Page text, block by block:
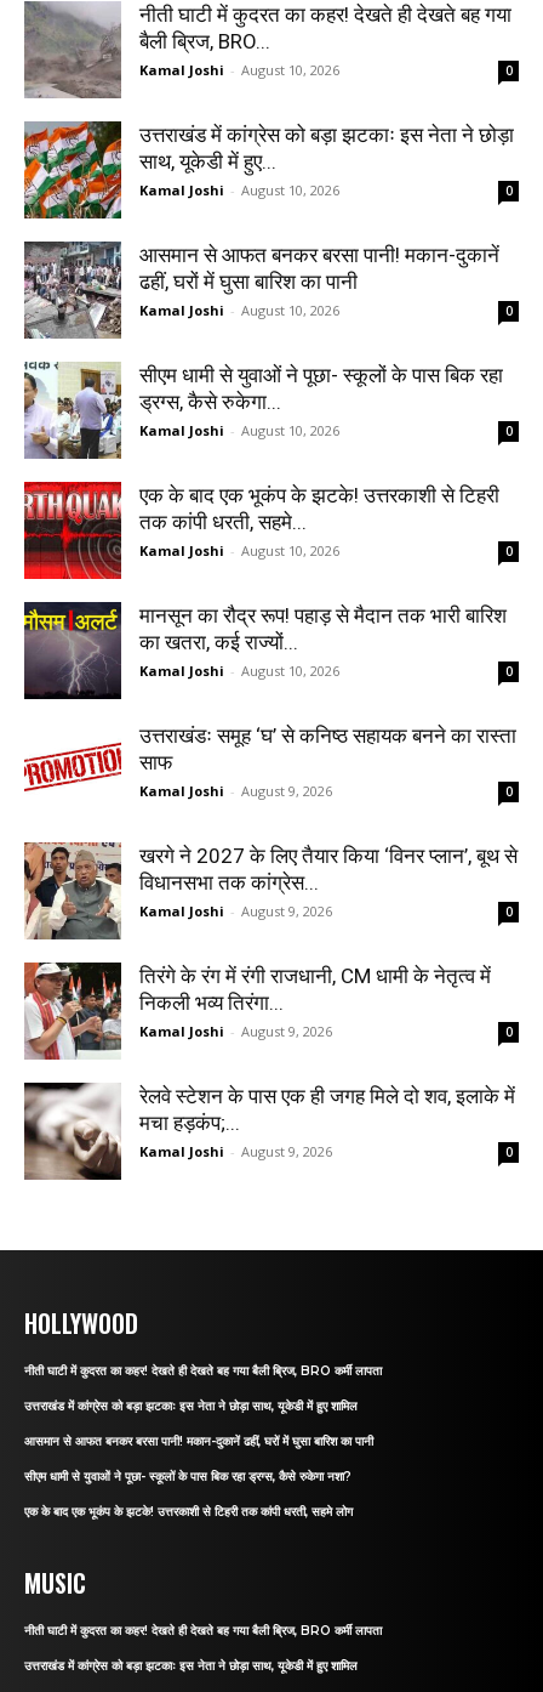
नीती घाटी में कुदरत का कहर! देखते ही देखते बह गया
बैली ब्रिज, BRO...
Kamal Joshi - August 10, 2026 0
उत्तराखंड में कांग्रेस को बड़ा झटकाः इस नेता ने छोड़ा
साथ, यूकेडी में हुए...
Kamal Joshi - August 10, 2026 0
आसमान से आफत बनकर बरसा पानी! मकान-दुकानें
ढहीं, घरों में घुसा बारिश का पानी
Kamal Joshi - August 10, 2026 0
सीएम धामी से युवाओं ने पूछा- स्कूलों के पास बिक रहा
ड्रग्स, कैसे रुकेगा...
Kamal Joshi - August 10, 2026 0
एक के बाद एक भूकंप के झटके! उत्तरकाशी से टिहरी
तक कांपी धरती, सहमे...
Kamal Joshi - August 10, 2026 0
मानसून का रौद्र रूप! पहाड़ से मैदान तक भारी बारिश
का खतरा, कई राज्यों...
Kamal Joshi - August 10, 2026 0
उत्तराखंडः समूह ‘घ’ से कनिष्ठ सहायक बनने का रास्ता
साफ
Kamal Joshi - August 9, 2026 0
खरगे ने 2027 के लिए तैयार किया ‘विनर प्लान’, बूथ से
विधानसभा तक कांग्रेस...
Kamal Joshi - August 9, 2026 0
तिरंगे के रंग में रंगी राजधानी, CM धामी के नेतृत्व में
निकली भव्य तिरंगा...
Kamal Joshi - August 9, 2026 0
रेलवे स्टेशन के पास एक ही जगह मिले दो शव, इलाके में
मचा हड़कंप;...
Kamal Joshi - August 9, 2026 0
HOLLYWOOD
नीती घाटी में कुदरत का कहर! देखते ही देखते बह गया बैली ब्रिज, BRO कर्मी लापता
उत्तराखंड में कांग्रेस को बड़ा झटकाः इस नेता ने छोड़ा साथ, यूकेडी में हुए शामिल
आसमान से आफत बनकर बरसा पानी! मकान-दुकानें ढहीं, घरों में घुसा बारिश का पानी
सीएम धामी से युवाओं ने पूछा- स्कूलों के पास बिक रहा ड्रग्स, कैसे रुकेगा नशा?
एक के बाद एक भूकंप के झटके! उत्तरकाशी से टिहरी तक कांपी धरती, सहमे लोग
MUSIC
नीती घाटी में कुदरत का कहर! देखते ही देखते बह गया बैली ब्रिज, BRO कर्मी लापता
उत्तराखंड में कांग्रेस को बड़ा झटकाः इस नेता ने छोड़ा साथ, यूकेडी में हुए शामिल